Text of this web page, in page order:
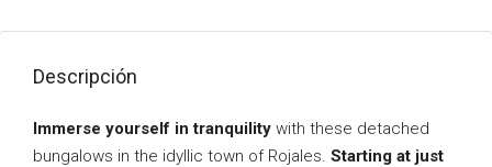
Descripción
Immerse yourself in tranquility with these detached
bungalows in the idyllic town of Rojales. Starting at just